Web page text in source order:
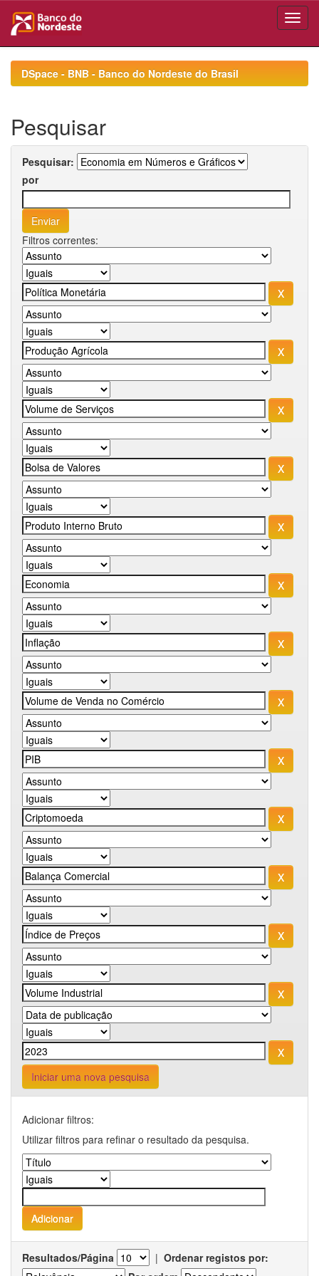
navigationDSpace - BNB - Banco do Nordeste do Brasil
Pesquisar
Pesquisar:
por
Filtros correntes:
Iniciar uma nova pesquisa
Adicionar filtros:
Utilizar filtros para refinar o resultado da pesquisa.
Resultados/Página | Ordenar registos por: